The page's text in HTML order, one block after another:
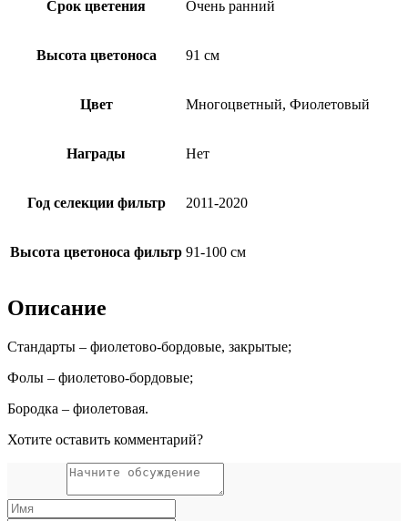
Срок цветения Очень ранний
Высота цветоноса 91 см
Цвет Многоцветный, Фиолетовый
Награды Нет
Год селекции фильтр 2011-2020
Высота цветоноса фильтр 91-100 см
Описание
Стандарты – фиолетово-бордовые, закрытые;
Фолы – фиолетово-бордовые;
Бородка – фиолетовая.
Хотите оставить комментарий?